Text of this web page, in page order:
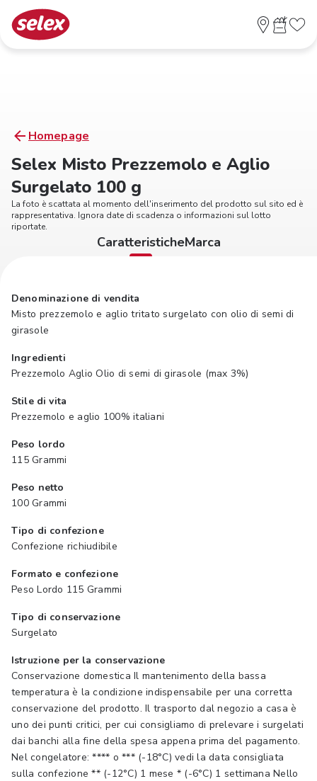
Homepage
Selex Misto Prezzemolo e Aglio
Surgelato 100 g
La foto è scattata al momento dell'inserimento del prodotto sul sito ed è
rappresentativa. Ignora date di scadenza o informazioni sul lotto
riportate.
CaratteristicheMarca
Denominazione di vendita
Misto prezzemolo e aglio tritato surgelato con olio di semi di
girasole
Ingredienti
Prezzemolo Aglio Olio di semi di girasole (max 3%)
Stile di vita
Prezzemolo e aglio 100% italiani
Peso lordo
115 Grammi
Peso netto
100 Grammi
Tipo di confezione
Confezione richiudibile
Formato e confezione
Peso Lordo 115 Grammi
Tipo di conservazione
Surgelato
Istruzione per la conservazione
Conservazione domestica Il mantenimento della bassa
temperatura è la condizione indispensabile per una corretta
conservazione del prodotto. Il trasporto dal negozio a casa è
uno dei punti critici, per cui consigliamo di prelevare i surgelati
dai banchi alla fine della spesa appena prima del pagamento.
Nel congelatore: **** o *** (-18°C) vedi la data consigliata
sulla confezione ** (-12°C) 1 mese * (-6°C) 1 settimana Nello